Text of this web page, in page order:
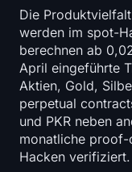
Die
werden im spot-
berechnen ab
April eingeführte
Aktien, Gold,
perpetual
und PKR neben
monatliche
Hacken verifiziert.